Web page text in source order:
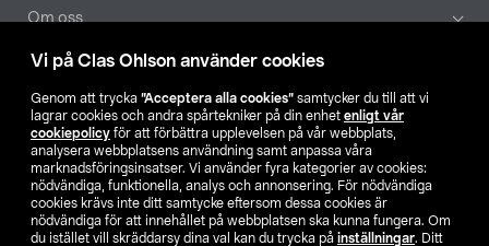
Vi på Clas Ohlson använder cookies
Genom att trycka ”Acceptera alla cookies” samtycker du till att vi
lagrar cookies och andra spårtekniker på din enhet enligt vår
cookiepolicy för att förbättra upplevelsen på vår webbplats,
analysera webbplatsens användning samt anpassa våra
marknadsföringsinsatser. Vi använder fyra kategorier av cookies:
nödvändiga, funktionella, analys och annonsering. För nödvändiga
cookies krävs inte ditt samtycke eftersom dessa cookies är
nödvändiga för att innehållet på webbplatsen ska kunna fungera. Om
du istället vill skräddarsy dina val kan du trycka på inställningar. Ditt
Om oss
Aktuellt
Våra bolag
Hitta butik
SE NO FI